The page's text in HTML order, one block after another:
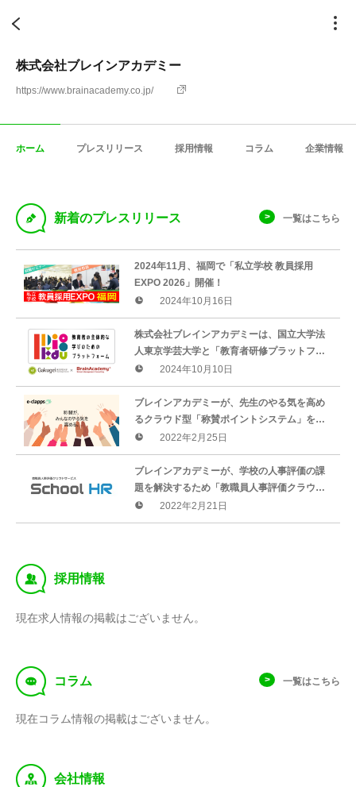
株式会社ブレインアカデミー
https://www.brainacademy.co.jp/
ホーム プレスリリース 採用情報 コラム 企業情報
D 新着のプレスリリース 一覧はこちら
2024年11月、福岡で「私立学校 教員採用
EXPO 2026」開催！
2024年10月16日
株式会社ブレインアカデミーは、国立大学法
人東京学芸大学と「教育者研修プラットフォ
ームの継続的な運営システムの開発」に関し
て連携協定を締結しました。
2024年10月10日
ブレインアカデミーが、先生のやる気を高め
るクラウド型「称賛ポイントシステム」を開
発。モニター校を募集し、3ヵ月間は無料でサ
ービス提供。
2022年2月25日
ブレインアカデミーが、学校の人事評価の課
題を解決するため「教職員人事評価クラウド
サービス」を開始。モニター校を募集し、年
間利用料を０円でサービス提供。
2022年2月21日
‰ 採用情報
現在求人情報の掲載はございません。
f コラム 一覧はこちら
現在コラム情報の掲載はございません。
y 会社情報